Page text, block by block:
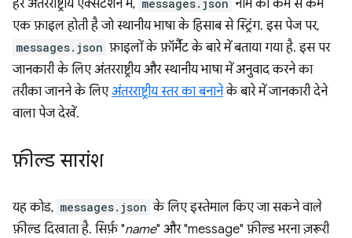
हर अंतरराष्ट्रीय एक्सटेंशन में, messages.json नाम की कम से कम
एक फ़ाइल होती है जो स्थानीय भाषा के हिसाब से स्ट्रिंग. इस पेज पर,
messages.json फ़ाइलों के फ़ॉर्मैट के बारे में बताया गया है. इस पर
जानकारी के लिए अंतरराष्ट्रीय और स्थानीय भाषा में अनुवाद करने का
तरीका जानने के लिएअंतरराष्ट्रीय स्तर का बनानेके बारे में जानकारी देने
वाला पेज देखें.
फ़ील्ड सारांश
यह कोड, messages.json के लिए इस्तेमाल किए जा सकने वाले
फ़ील्ड दिखाता है. सिर्फ़ "name" और "message" फ़ील्ड भरना ज़रूरी